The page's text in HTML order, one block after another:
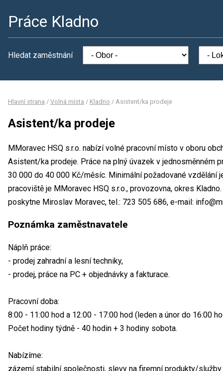
Práce Kladno
Hledat zaměstnání
Hlavní strana / Volná místa / Kladno / Asistent/ka prodeje
Asistent/ka prodeje
MMoravec HSQ s.r.o. nabízí volné pracovní místo v oboru
Asistent/ka prodeje. Práce na plný úvazek v jednosměnném
30 000 do 40 000 Kč/měsíc. Minimální požadované vzdělání
pracoviště je MMoravec HSQ s.r.o., provozovna, okres
poskytne Miroslav Moravec, tel.: 723 505 686, e-mail:
Poznámka zaměstnavatele
Náplň práce:
- prodej zahradní a lesní techniky,
- prodej, práce na PC + objednávky a fakturace.
Pracovní doba:
8:00 - 11:00 hod a 12:00 - 17:00 hod (leden a únor do 16:00
Počet hodiny týdně - 40 hodin + 3 hodiny sobota.
Nabízíme:
zázemí stabilní společnosti, slevy na firemní produkty/služby.